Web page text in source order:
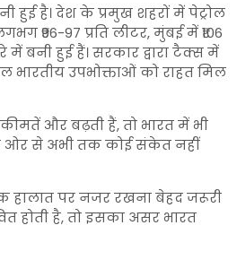
हुई है। देश के प्रमुख शहरों में पेट्रोल
₹96-97 प्रति लीटर, मुंबई में ₹106
हुई हैं। सरकार द्वारा टैक्स में
उपभोक्ताओं को राहत मिल
और बढ़ती हैं, तो भारत में भी
ओर से अभी तक कोई संकेत नहीं
हालात पर नजर रखना बेहद जरूरी
होती है, तो इसका असर भारत